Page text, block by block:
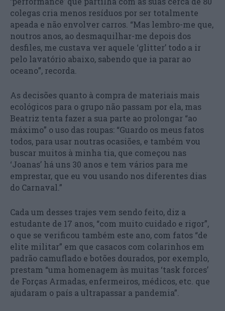
colegas cria menos resíduos por ser totalmente
apeada e não envolver carros. “Mas lembro-me que,
noutros anos, ao desmaquilhar-me depois dos
desfiles, me custava ver aquele ‘glitter’ todo a ir
pelo lavatório abaixo, sabendo que ia parar ao
oceano”, recorda.
As decisões quanto à compra de materiais mais
ecológicos para o grupo não passam por ela, mas
Beatriz tenta fazer a sua parte ao prolongar “ao
máximo” o uso das roupas: “Guardo os meus fatos
todos, para usar noutras ocasiões, e também vou
buscar muitos à minha tia, que começou nas
‘Joanas’ há uns 30 anos e tem vários para me
emprestar, que eu vou usando nos diferentes dias
do Carnaval.”
Cada um desses trajes vem sendo feito, diz a
estudante de 17 anos, “com muito cuidado e rigor”,
o que se verificou também este ano, com fatos “de
elite militar” em que casacos com colarinhos em
padrão camuflado e botões dourados, por exemplo,
prestam “uma homenagem às muitas ‘task forces’
de Forças Armadas, enfermeiros, médicos, etc. que
ajudaram o país a ultrapassar a pandemia”.